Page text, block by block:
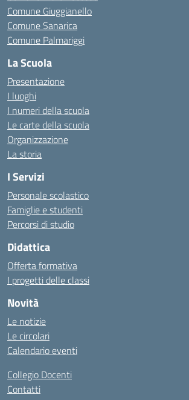
Comune Giuggianello
Comune Sanarica
Comune Palmariggi
La Scuola
Presentazione
I luoghi
I numeri della scuola
Le carte della scuola
Organizzazione
La storia
I Servizi
Personale scolastico
Famiglie e studenti
Percorsi di studio
Didattica
Offerta formativa
I progetti delle classi
Novità
Le notizie
Le circolari
Calendario eventi
Collegio Docenti
Contatti